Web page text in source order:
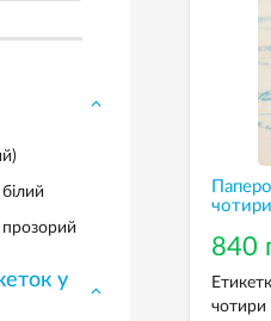
840
прозорий
у